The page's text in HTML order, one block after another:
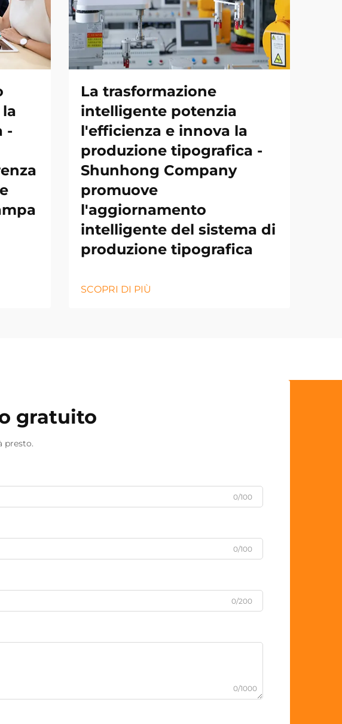
-
La trasformazione
intelligente potenzia
l'efficienza e innova la
produzione tipografica -
Shunhong Company
promuove
l'aggiornamento
intelligente del sistema di
produzione tipografica
SCOPRI DI PIÙ
gratuito
presto.
0/100
0/100
0/200
0/1000